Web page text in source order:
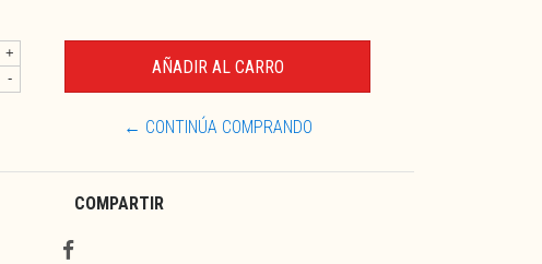
+
-
← CONTINÚA COMPRANDO
COMPARTIR